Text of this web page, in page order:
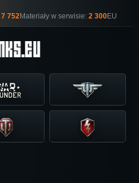
7 752Materiały w serwisie: 2 300EU